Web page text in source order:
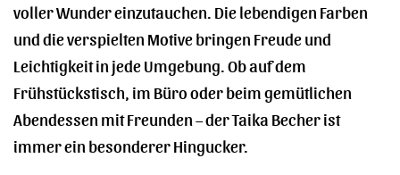
voller Wunder einzutauchen. Die lebendigen Farben
und die verspielten Motive bringen Freude und
Leichtigkeit in jede Umgebung. Ob auf dem
Frühstückstisch, im Büro oder beim gemütlichen
Abendessen mit Freunden – der Taika Becher ist
immer ein besonderer Hingucker.